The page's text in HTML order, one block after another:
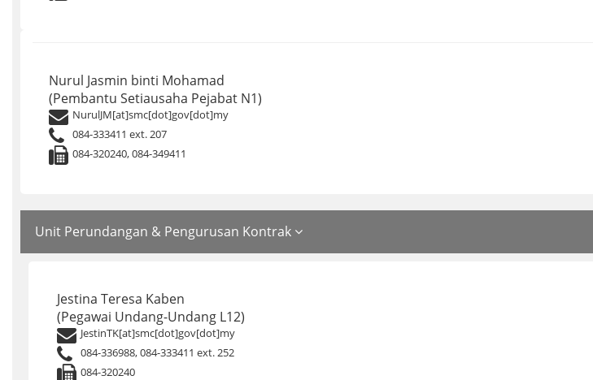
Nurul Jasmin binti Mohamad
(Pembantu Setiausaha Pejabat N1)
NurulJM[at]smc[dot]gov[dot]my
084-333411 ext. 207
084-320240, 084-349411
Unit Perundangan & Pengurusan Kontrak
Jestina Teresa Kaben
(Pegawai Undang-Undang L12)
JestinTK[at]smc[dot]gov[dot]my
084-336988, 084-333411 ext. 252
084-320240